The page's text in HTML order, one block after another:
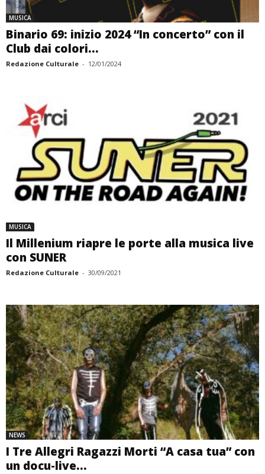
MUSICA
Binario 69: inizio 2024 “In concerto” con il
Club dai colori...
Redazione Culturale - 12/01/2024
MUSICA
Il Millenium riapre le porte alla musica live
con SUNER
Redazione Culturale - 30/09/2021
NEWS
I Tre Allegri Ragazzi Morti “A casa tua” con
un docu-live...